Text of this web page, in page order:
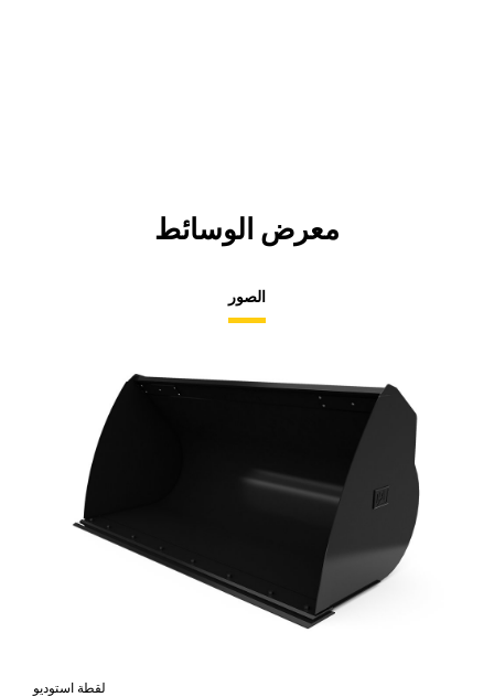
معرض الوسائط
الصور
لقطة استوديو